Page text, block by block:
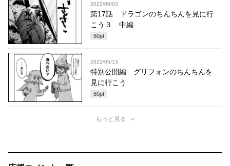
2022/06/03
第17話 ドラゴンのちんちんを見に行
こう３ 中編
80pt
2022/05/13
特別公開編 グリフォンのちんちんを
見に行こう
80pt
もっと見る